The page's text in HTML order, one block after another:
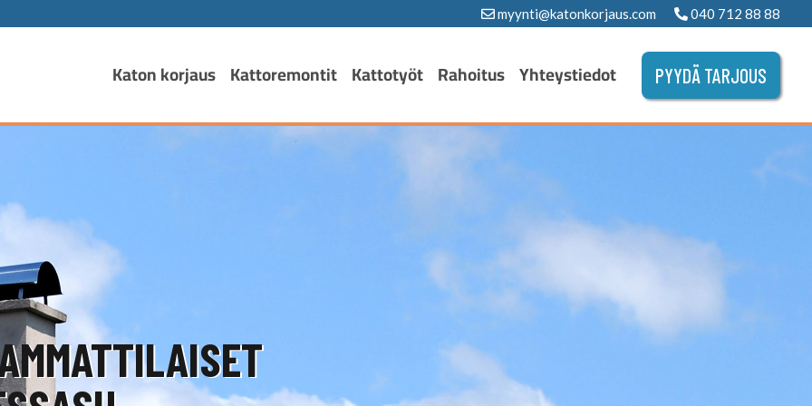
myynti@katonkorjaus.com 040 712 88 88
Katon korjaus Kattoremontit Kattotyöt Rahoitus Yhteystiedot PYYDÄ TARJOUS